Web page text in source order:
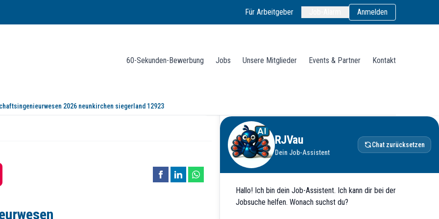
Für Arbeitgeber Anmelden
60-Sekunden-Bewerbung Jobs Unsere Mitglieder Events & Partner Kontakt
2026 neunkirchen siegerland 12923
2026
RJVau
Dein Job-Assistent
Chat zurücksetzen
Hallo! Ich bin dein Job-Assistent. Ich kann dir bei der
Jobsuche helfen. Wonach suchst du?